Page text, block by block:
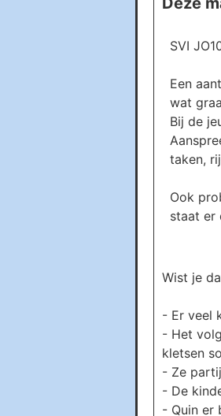
SVI
Een
wat
Bij de
taken,
Ook
staat er
Wist je
- Er veel
- Het
kletsen
- Ze
- De
- Quin er